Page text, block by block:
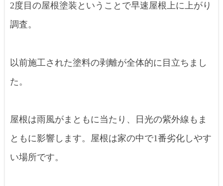
2度目の屋根塗装ということで早速屋根上に上がり
調査。
以前施工された塗料の剥離が全体的に目立ちまし
た。
屋根は雨風がまともに当たり、日光の紫外線もま
ともに影響します。屋根は家の中で1番劣化しやす
い場所です。